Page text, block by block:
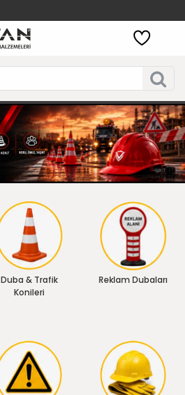
Duba & Trafik
Konileri
Reklam Dubaları